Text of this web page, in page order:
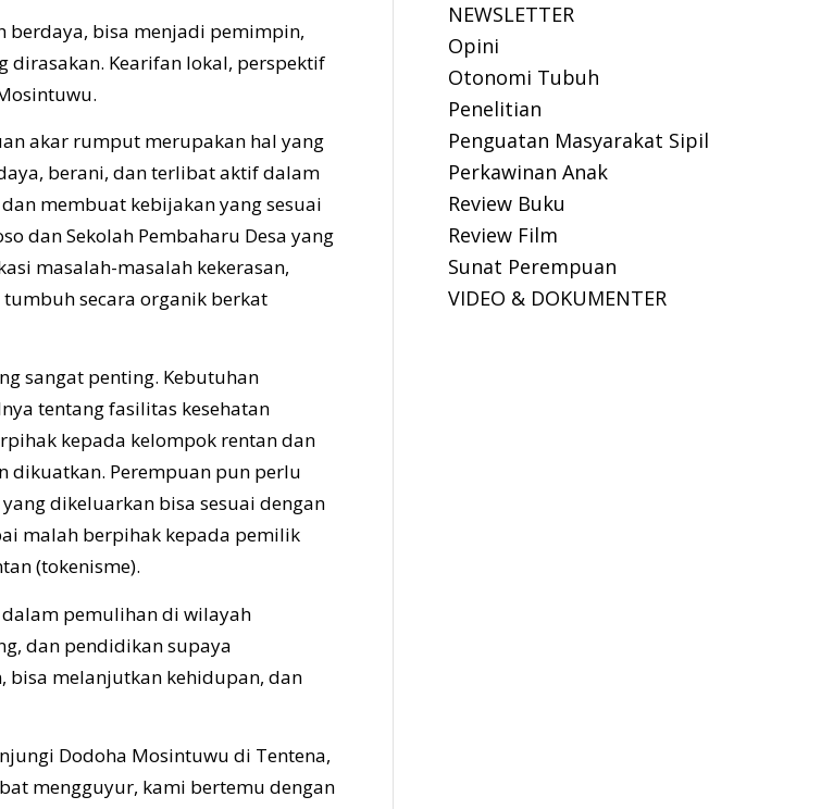
bisa menjadi pemimpin,
dirasakan. Kearifan lokal, perspektif
akar rumput merupakan hal yang
berani, dan terlibat aktif dalam
membuat kebijakan yang sesuai
dan Sekolah Pembaharu Desa yang
masalah-masalah kekerasan,
secara organik berkat
sangat penting. Kebutuhan
tentang fasilitas kesehatan
kepada kelompok rentan dan
dikuatkan. Perempuan pun perlu
dikeluarkan bisa sesuai dengan
malah berpihak kepada pemilik
(tokenisme).
pemulihan di wilayah
dan pendidikan supaya
bisa melanjutkan kehidupan, dan
Dodoha Mosintuwu di Tentena,
mengguyur, kami bertemu dengan
NEWSLETTER
Opini
Otonomi Tubuh
Penelitian
Penguatan Masyarakat Sipil
Perkawinan Anak
Review Buku
Review Film
Sunat Perempuan
VIDEO & DOKUMENTER